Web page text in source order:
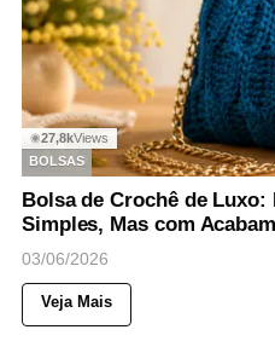
◉27,8kViews
BOLSAS
Bolsa de Crochê de Luxo:
Simples, Mas com
03/06/2026
Veja Mais